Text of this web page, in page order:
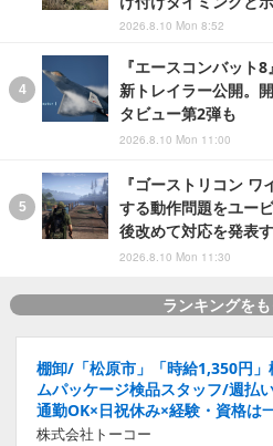
2026.8.10 Mon 8:52
『エースコンバット
新トレイラー公開。
タビュー第2弾も
2026.8.10 Mon 11:00
『ゴーストリコン
する動作問題をユー
後改めて対応を発表
2026.8.10 Mon 11:30
ランキングを
棚卸/「松原市」「時給1,350円
ムパッケージ検品スタッフ/週払
通勤OK×日祝休み×経験・資格は
株式会社トーコー